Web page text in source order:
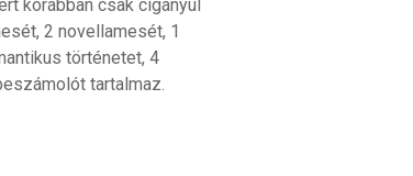
korábban csak cigányul
2 novellamesét, 1
történetet, 4
tartalmaz.